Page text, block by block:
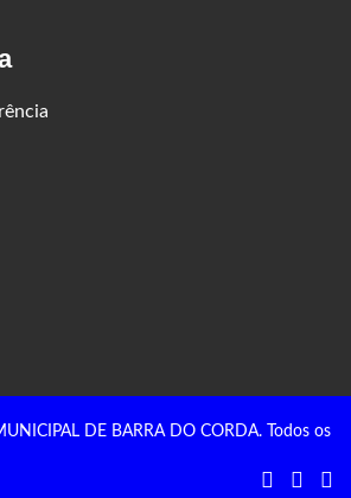
DE BARRA DO CORDA. Todos os